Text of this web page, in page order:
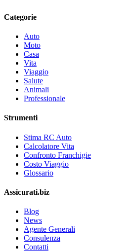
Categorie
Auto
Moto
Casa
Vita
Viaggio
Salute
Animali
Professionale
Strumenti
Stima RC Auto
Calcolatore Vita
Confronto Franchigie
Costo Viaggio
Glossario
Assicurati.biz
Blog
News
Agente Generali
Consulenza
Contatti